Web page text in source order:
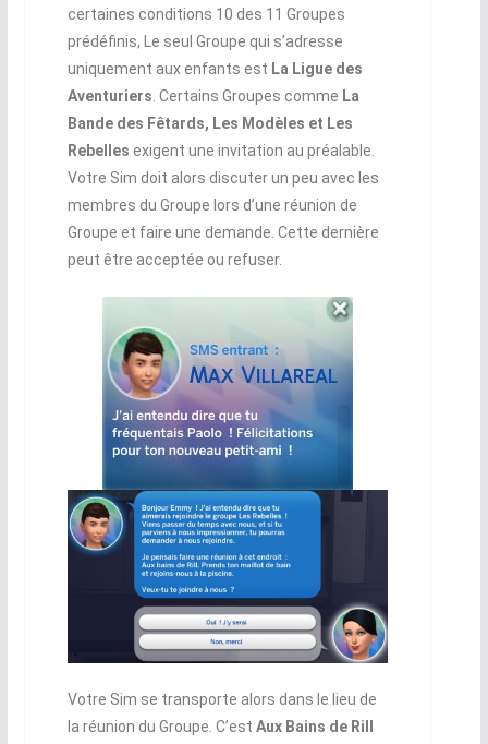
certaines conditions 10 des 11 Groupes
prédéfinis, Le seul Groupe qui s’adresse
uniquement aux enfants est La Ligue des
Aventuriers. Certains Groupes comme La
Bande des Fêtards, Les Modèles et Les
Rebelles exigent une invitation au préalable.
Votre Sim doit alors discuter un peu avec les
membres du Groupe lors d’une réunion de
Groupe et faire une demande. Cette dernière
peut être acceptée ou refuser.
Votre Sim se transporte alors dans le lieu de
la réunion du Groupe. C’est Aux Bains de Rill